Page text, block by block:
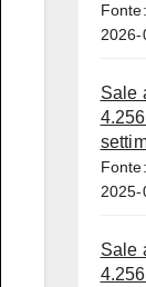
Sale
Sale